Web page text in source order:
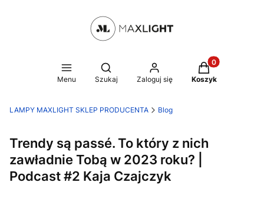
Menu
Otwórz wyszukiwarkę
Szukaj Zaloguj się
Produkty w
Koszyk
LAMPY MAXLIGHT SKLEP PRODUCENTA Blog
Trendy są passé. To który z nich
zawładnie Tobą w 2023 roku? |
Podcast #2 Kaja Czajczyk